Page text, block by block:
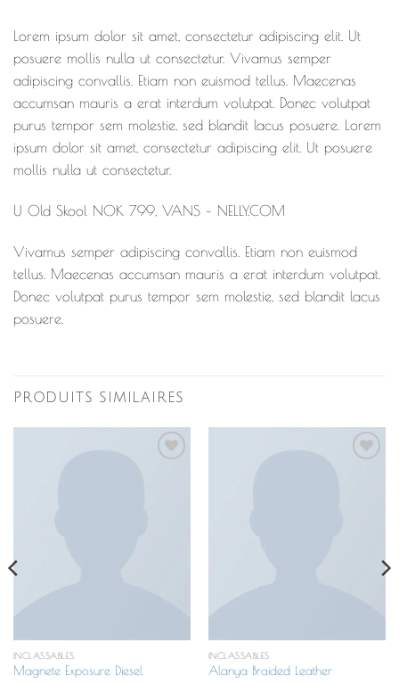
Lorem ipsum dolor sit amet, consectetur adipiscing elit. Ut
posuere mollis nulla ut consectetur. Vivamus semper
adipiscing convallis. Etiam non euismod tellus. Maecenas
accumsan mauris a erat interdum volutpat. Donec volutpat
purus tempor sem molestie, sed blandit lacus posuere. Lorem
ipsum dolor sit amet, consectetur adipiscing elit. Ut posuere
mollis nulla ut consectetur.
U Old Skool NOK 799, VANS – NELLY.COM
Vivamus semper adipiscing convallis. Etiam non euismod
tellus. Maecenas accumsan mauris a erat interdum volutpat.
Donec volutpat purus tempor sem molestie, sed blandit lacus
posuere.
PRODUITS SIMILAIRES
INCLASSABLES
Magnete Exposure Diesel
INCLASSABLES
Alanya Braided Leather